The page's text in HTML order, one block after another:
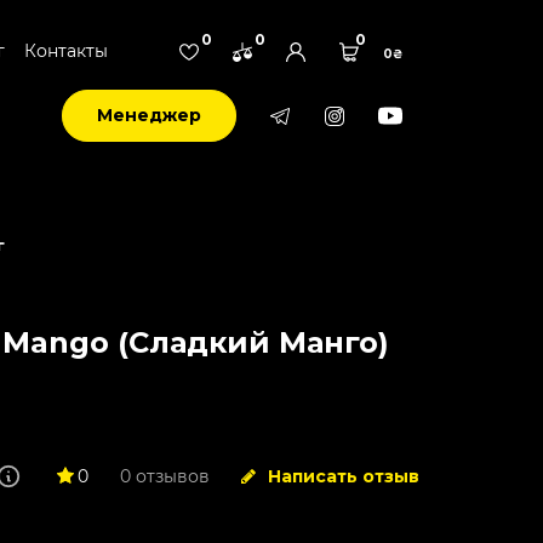
Контакты
0 0 0
0₴
Менеджер
(Сладкий Манго)
0 0 отзывов Написать отзыв